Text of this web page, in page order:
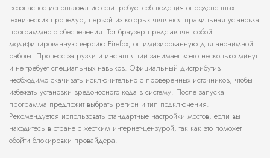
Безопасное использование сети требует соблюдения определенных
технических процедур, первой из которых является правильная установка
программного обеспечения. Tor браузер представляет собой
модифицированную версию Firefox, оптимизированную для анонимной
работы. Процесс загрузки и инсталляции занимает всего несколько минут
и не требует специальных навыков. Официальный дистрибутив
необходимо скачивать исключительно с проверенных источников, чтобы
избежать установки вредоносного кода в систему. После запуска
программа предложит выбрать регион и тип подключения.
Рекомендуется использовать стандартные настройки мостов, если вы
находитесь в стране с жестким интернет-цензурой, так как это поможет
обойти блокировки провайдера.